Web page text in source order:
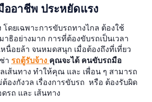
อาชีพ ประหยัดแรง
โดยเฉพาะการขับรถทางไกล ต้องใช้
าธิอย่างมาก การที่ต้องขับรถเป็นเวลา
นื่อยล้า จนหมดสนุก เมื่อต้องถึงที่เที่ยว
า รถตู้รับจ้าง คุณจะได้ คนขับรถมือ
เส้นทาง ทำให้คุณ และ เพื่อน ๆ สามารถ
องกังวล เรื่องการขับรถ หรือ ต้องรับผิด
รถ และ เส้นทาง